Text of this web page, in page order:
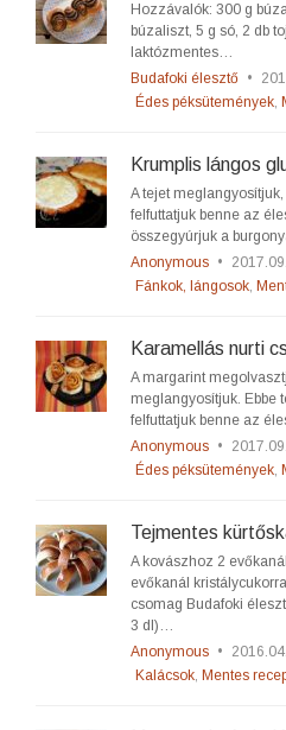
Hozzávalók: 300 g
búzaliszt, 5 g só, 2 db
laktózmentes…
Budafoki élesztő •
Édes péksütemények,
Krumplis lángos
A tejet
felfuttatjuk benne az
összegyúrjuk a
Anonymous •
Fánkok, lángosok,
Karamellás nurti
A margarint
meglangyosítjuk. Ebbe
felfuttatjuk benne az
Anonymous •
Édes péksütemények,
Tejmentes
A kovászhoz 2
evőkanál
csomag Budafoki
3 dl)…
Anonymous •
Kalácsok, Mentes